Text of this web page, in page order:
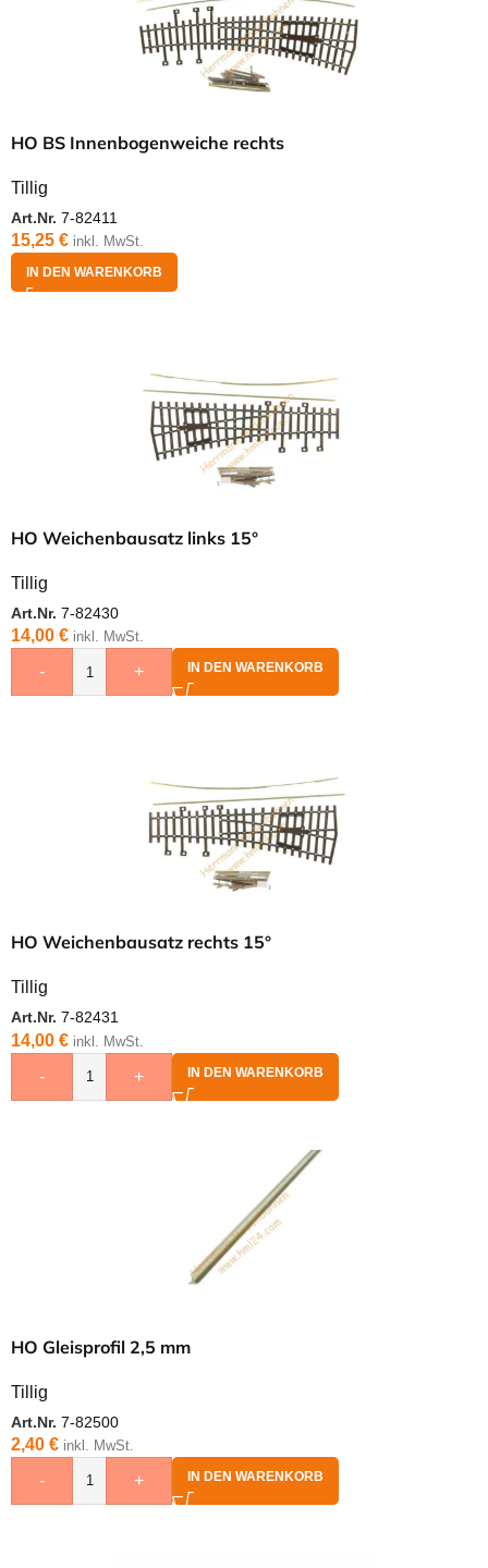
HO BS Innenbogenweiche rechts
Tillig
Art.Nr. 7-82411
15,25 € inkl. MwSt.
IN DEN WARENKORB
HO Weichenbausatz links 15°
Tillig
Art.Nr. 7-82430
14,00 € inkl. MwSt.
- + IN DEN WARENKORB
HO Weichenbausatz rechts 15°
Tillig
Art.Nr. 7-82431
14,00 € inkl. MwSt.
- + IN DEN WARENKORB
HO Gleisprofil 2,5 mm
Tillig
Art.Nr. 7-82500
2,40 € inkl. MwSt.
- + IN DEN WARENKORB